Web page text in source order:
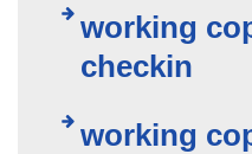
working
checkin
working